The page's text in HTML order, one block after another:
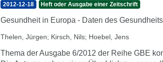
2012-12-18 Heft oder Ausgabe einer Zeitschrift
Gesundheit in Europa - Daten des
Thelen, Jürgen; Kirsch, Nils; Hoebel, Jens
Thema der Ausgabe 6/2012 der Reihe GBE